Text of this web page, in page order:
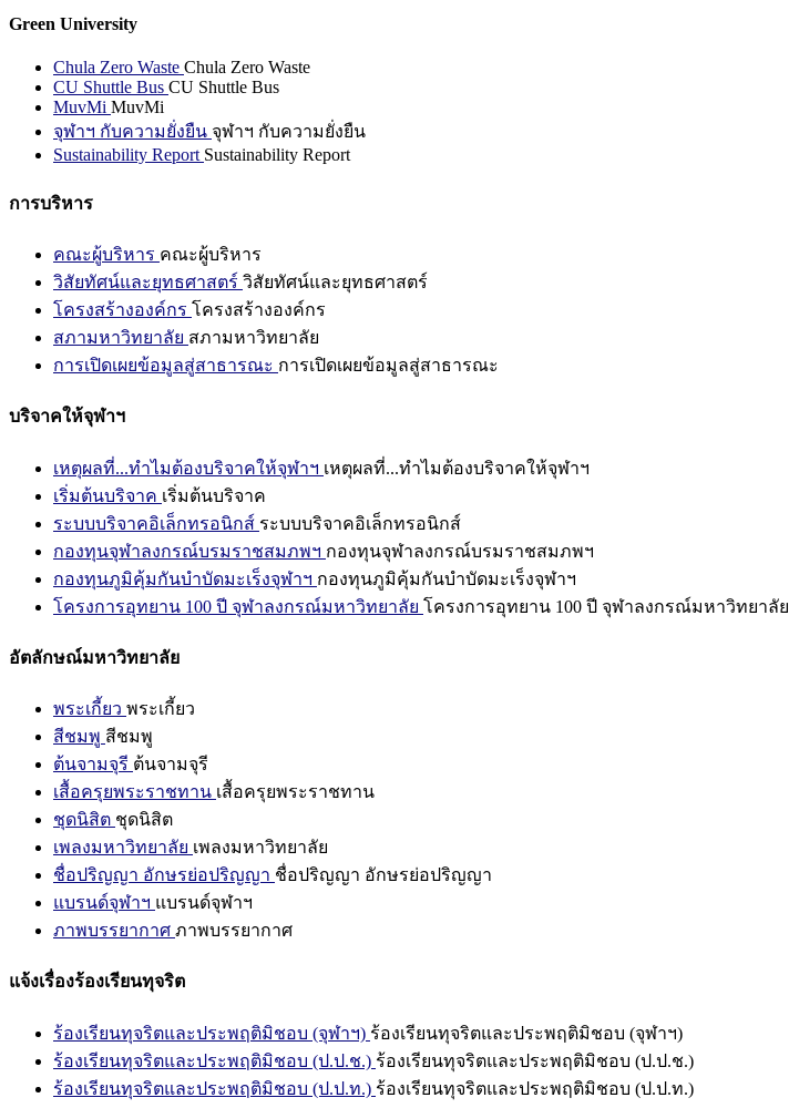
Green University
Chula Zero Waste Chula Zero Waste
CU Shuttle Bus CU Shuttle Bus
MuvMi MuvMi
จุฬาฯ กับความยั่งยืน จุฬาฯ กับความยั่งยืน
Sustainability Report Sustainability Report
การบริหาร
คณะผู้บริหาร คณะผู้บริหาร
วิสัยทัศน์และยุทธศาสตร์ วิสัยทัศน์และยุทธศาสตร์
โครงสร้างองค์กร โครงสร้างองค์กร
สภามหาวิทยาลัย สภามหาวิทยาลัย
การเปิดเผยข้อมูลสู่สาธารณะ การเปิดเผยข้อมูลสู่สาธารณะ
บริจาคให้จุฬาฯ
เหตุผลที่...ทำไมต้องบริจาคให้จุฬาฯ เหตุผลที่...ทำไมต้องบริจาคให้จุฬาฯ
เริ่มต้นบริจาค เริ่มต้นบริจาค
ระบบบริจาคอิเล็กทรอนิกส์ ระบบบริจาคอิเล็กทรอนิกส์
กองทุนจุฬาลงกรณ์บรมราชสมภพฯ กองทุนจุฬาลงกรณ์บรมราชสมภพฯ
กองทุนภูมิคุ้มกันบำบัดมะเร็งจุฬาฯ กองทุนภูมิคุ้มกันบำบัดมะเร็งจุฬาฯ
โครงการอุทยาน 100 ปี จุฬาลงกรณ์มหาวิทยาลัย โครงการอุทยาน 100 ปี จุฬาลงกรณ์มหาวิทยาลัย
อัตลักษณ์มหาวิทยาลัย
พระเกี้ยว พระเกี้ยว
สีชมพู สีชมพู
ต้นจามจุรี ต้นจามจุรี
เสื้อครุยพระราชทาน เสื้อครุยพระราชทาน
ชุดนิสิต ชุดนิสิต
เพลงมหาวิทยาลัย เพลงมหาวิทยาลัย
ชื่อปริญญา อักษรย่อปริญญา ชื่อปริญญา อักษรย่อปริญญา
แบรนด์จุฬาฯ แบรนด์จุฬาฯ
ภาพบรรยากาศ ภาพบรรยากาศ
แจ้งเรื่องร้องเรียนทุจริต
ร้องเรียนทุจริตและประพฤติมิชอบ (จุฬาฯ) ร้องเรียนทุจริตและประพฤติมิชอบ (จุฬาฯ)
ร้องเรียนทุจริตและประพฤติมิชอบ (ป.ป.ช.) ร้องเรียนทุจริตและประพฤติมิชอบ (ป.ป.ช.)
ร้องเรียนทุจริตและประพฤติมิชอบ (ป.ป.ท.) ร้องเรียนทุจริตและประพฤติมิชอบ (ป.ป.ท.)